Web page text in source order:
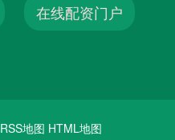
在线配资门户
RSS地图 HTML地图